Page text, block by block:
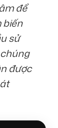
để
biến
sử
được